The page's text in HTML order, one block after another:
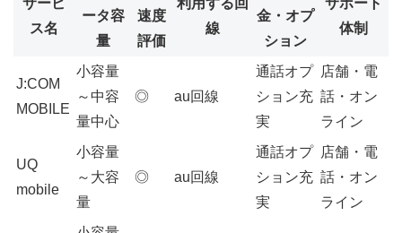
ス名
ータ容
量
速度
評価
線
金・オプ
ション
体制
J:COM
MOBILE
小容量
～中容
量中心
◎ au回線
通話オプ
ション充
実
店舗・電
話・オン
ライン
UQ
mobile
小容量
～大容
量
◎ au回線
通話オプ
ション充
実
店舗・電
話・オン
ライン